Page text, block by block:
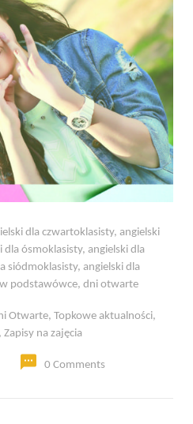
dla czwartoklasisty, angielski
dla ósmoklasisty, angielski dla
siódmoklasisty, angielski dla
podstawówce, dni otwarte
Otwarte, Topkowe aktualności,
Zapisy na zajęcia
0 Comments